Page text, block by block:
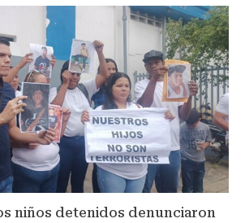
niños detenidos denunciaron